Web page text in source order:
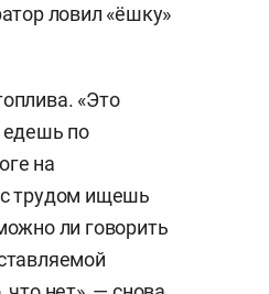
ловил «ёшку»
«Это
по
на
трудом ищешь
ли говорить